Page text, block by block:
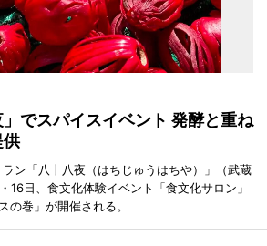
でスパイスイベント 発酵と重ね
供
ン「八十八夜（はちじゅうはちや）」（武蔵
16日、食文化体験イベント「食文化サロン」
の巻」が開催される。